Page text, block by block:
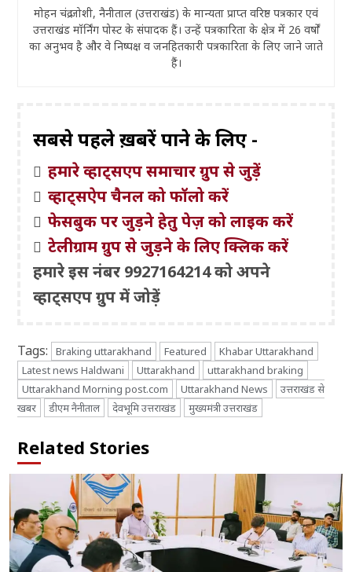
मोहन चंद्र जोशी, नैनीताल (उत्तराखंड) के मान्यता प्राप्त वरिष्ठ पत्रकार एवं
उत्तराखंड मॉर्निंग पोस्ट के संपादक हैं। उन्हें पत्रकारिता के क्षेत्र में 26 वर्षों
का अनुभव है और वे निष्पक्ष व जनहितकारी पत्रकारिता के लिए जाने जाते
हैं।
सबसे पहले ख़बरें पाने के लिए -
हमारे व्हाट्सएप समाचार ग्रुप से जुड़ें
व्हाट्सऐप चैनल को फॉलो करें
फेसबुक पर जुड़ने हेतु पेज़ को लाइक करें
टेलीग्राम ग्रुप से जुड़ने के लिए क्लिक करें
हमारे इस नंबर 9927164214 को अपने
व्हाट्सएप ग्रुप में जोड़ें
Tags: Braking uttarakhand Featured
Khabar Uttarakhand
Latest news Haldwani
Uttarakhand
uttarakhand braking
Uttarakhand Morning post.com
Uttarakhand News
उत्तराखंड से
खबर
डीएम नैनीताल देवभूमि उत्तराखंड मुख्यमंत्री उत्तराखंड
Related Stories